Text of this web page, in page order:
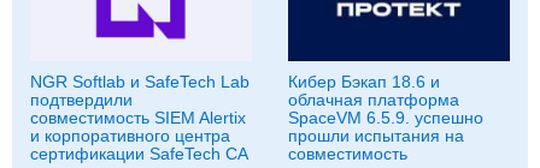
NGR Softlab и SafeTech Lab
подтвердили
совместимость SIEM Alertix
и корпоративного центра
сертификации SafeTech CA
Кибер Бэкап 18.6 и
облачная платформа
SpaceVM 6.5.9. успешно
прошли испытания на
совместимость